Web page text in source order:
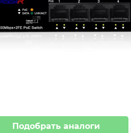
Подобрать аналоги